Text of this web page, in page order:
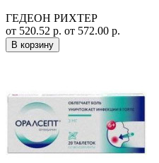
ГЕДЕОН РИХТЕР
от 520.52 р. от 572.00 р.
В корзину